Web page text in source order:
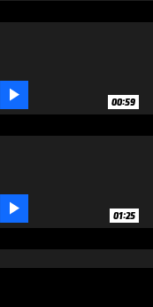
 00:59
 01:25